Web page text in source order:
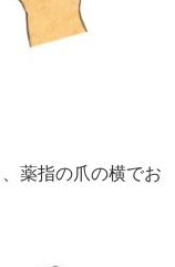
薬指の爪の横でお